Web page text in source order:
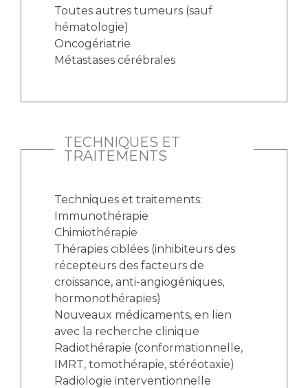
Toutes autres tumeurs (sauf
hématologie)
Oncogériatrie
Métastases cérébrales
TECHNIQUES ET
TRAITEMENTS
Techniques et traitements:
Immunothérapie
Chimiothérapie
Thérapies ciblées (inhibiteurs des
récepteurs des facteurs de
croissance, anti-angiogéniques,
hormonothérapies)
Nouveaux médicaments, en lien
avec la recherche clinique
Radiothérapie (conformationnelle,
IMRT, tomothérapie, stéréotaxie)
Radiologie interventionnelle